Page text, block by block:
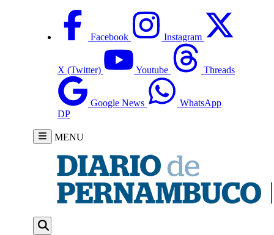
Facebook Instagram
X (Twitter) Youtube Threads
Google News
WhatsApp
DP
MENU